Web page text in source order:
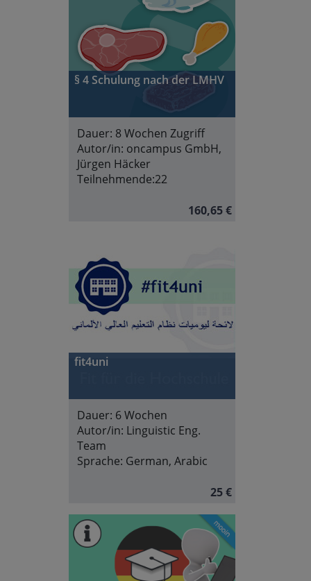
§ 4 Schulung nach der LMHV
Dauer: 8 Wochen Zugriff
Autor/in: oncampus GmbH,
Jürgen Häcker
Teilnehmende:22
160,65 €
fit4uni
Dauer: 6 Wochen
Autor/in: Linguistic Eng.
Team
Sprache: German, Arabic
25 €